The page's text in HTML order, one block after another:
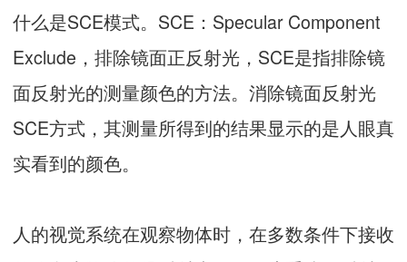
什么是SCE模式。SCE：Specular Component
Exclude，排除镜面正反射光，SCE是指排除镜
面反射光的测量颜色的方法。消除镜面反射光
SCE方式，其测量所得到的结果显示的是人眼真
实看到的颜色。
人的视觉系统在观察物体时，在多数条件下接收